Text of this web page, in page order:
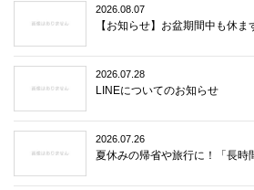
2026.08.07
【お知らせ】お盆期間中も休ま
2026.07.28
LINEについてのお知らせ
2026.07.26
夏休みの帰省や旅行に！「長時